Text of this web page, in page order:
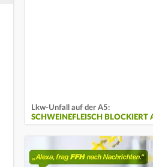
Lkw-Unfall auf der A5:
SCHWEINEFLEISCH BLOCKIERT